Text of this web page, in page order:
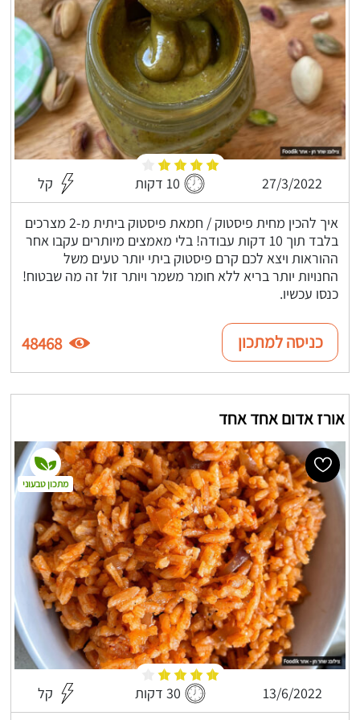
27/3/2022 10 דקות קל
איך להכין מחית פיסטוק / חמאת פיסטוק ביתית מ-2 מצרכים
בלבד תוך 10 דקות עבודה! בלי מאמצים מיותרים עקבו אחר
ההוראות ויצא לכם קרם פיסטוק ביתי יותר טעים משל
החנויות יותר בריא ללא חומר משמר ויותר זול זה מה שבטוח!
כנסו עכשיו.
כניסה למתכון 48468
אורז אדום אחד אחד
13/6/2022 30 דקות קל
מתכון טבעוני